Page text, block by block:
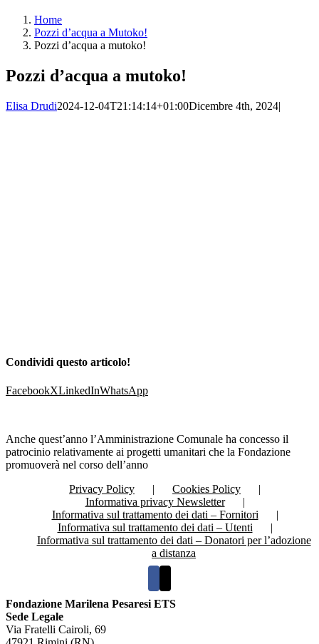
Home
Pozzi d’acqua a Mutoko!
Pozzi d’acqua a mutoko!
Pozzi d’acqua a mutoko!
Elisa Drudi2024-12-04T21:14:14+01:00Dicembre 4th, 2024|
Condividi questo articolo!
FacebookXLinkedInWhatsApp
Anche quest’anno l’Amministrazione Comunale ha concesso il
patrocinio relativamente ai progetti umanitari che la Fondazione
promuoverà nel corso dell’anno
Privacy Policy
Cookies Policy
Informativa privacy Newsletter
Informativa sul trattamento dei dati – Fornitori
Informativa sul trattamento dei dati – Utenti
Informativa sul trattamento dei dati – Donatori per l’adozione
a distanza
Fondazione Marilena Pesaresi ETS
Sede Legale
Via Fratelli Cairoli, 69